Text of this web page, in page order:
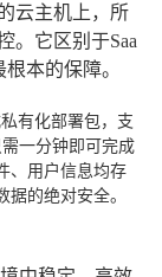
云主机上，所
。它区别于Saa
本的保障。
有化部署包，支
一分钟即可完成
、用户信息均存
的绝对安全。